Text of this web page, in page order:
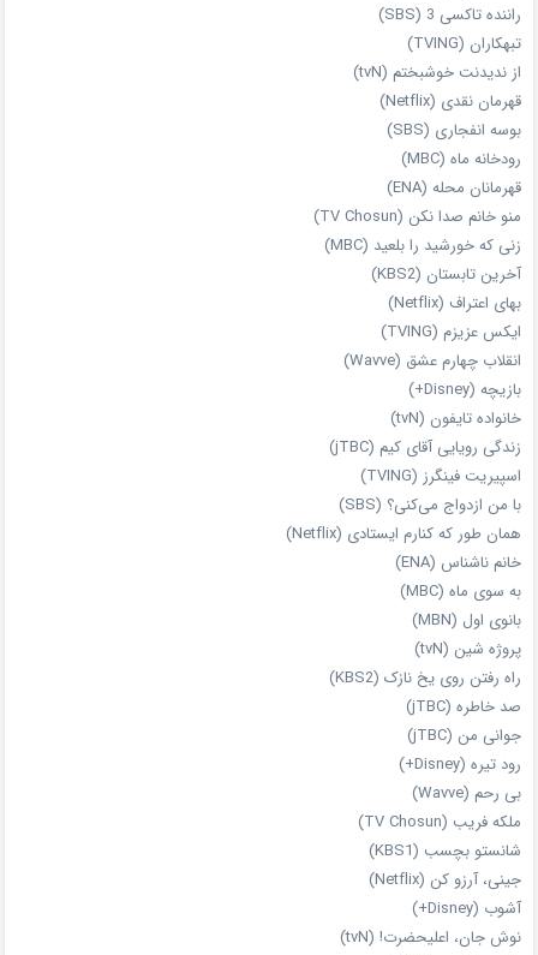
راننده تاکسی 3 (SBS)
تبهکاران (TVING)
از ندیدنت خوشبختم (tvN)
قهرمان نقدی (Netflix)
بوسه انفجاری (SBS)
رودخانه ماه (MBC)
قهرمانان محله (ENA)
منو خانم صدا نکن (TV Chosun)
زنی که خورشید را بلعید (MBC)
آخرین تابستان (KBS2)
بهای اعتراف (Netflix)
ایکس عزیزم (TVING)
انقلاب چهارم عشق (Wavve)
بازیچه (Disney+)
خانواده تایفون (tvN)
زندگی رویایی آقای کیم (jTBC)
اسپیریت فینگرز (TVING)
با من ازدواج می‌کنی؟ (SBS)
همان‌ طور که کنارم ایستادی (Netflix)
خانم ناشناس (ENA)
به سوی ماه (MBC)
بانوی اول (MBN)
پروژه شین (tvN)
راه رفتن روی یخ نازک (KBS2)
صد خاطره (jTBC)
جوانی من (jTBC)
رود تیره (Disney+)
بی‌ رحم (Wavve)
ملکه فریب (TV Chosun)
شانستو بچسب (KBS1)
جینی، آرزو کن (Netflix)
آشوب (Disney+)
نوش جان، اعلیحضرت! (tvN)